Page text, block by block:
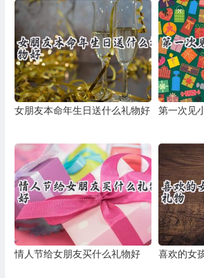
女朋友本命年生日送什么礼物好 第一次见
情人节给女朋友买什么礼物好 喜欢的女